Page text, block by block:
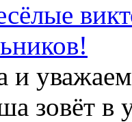
и
зовёт в